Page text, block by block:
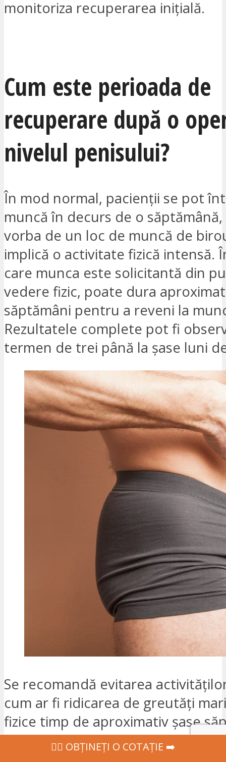
monitoriza recuperarea inițială.
Cum este perioada de
recuperare după o
nivelul penisului?
În mod normal, pacienții se pot
muncă în decurs de o
vorba de un loc de muncă de
implică o activitate fizică intensă.
care munca este solicitantă din
vedere fizic, poate dura
săptămâni pentru a reveni la
Rezultatele complete pot fi
termen de trei până la șase luni
Se recomandă evitarea
cum ar fi ridicarea de greutăți
fizice timp de aproximativ șase
Pacienții sunt sfătuiți să nu aibă
‍👩‍⚕ OBȚINEȚI O COTAȚIE ➡️